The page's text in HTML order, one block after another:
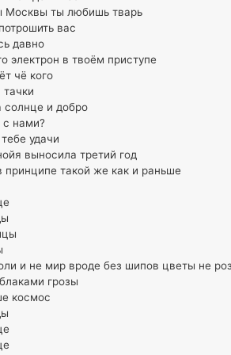
Москвы ты любишь тварь
вас
давно
электрон в твоём приступе
чё кого
тачки
солнце и добро
нами?
удачи
выносила третий год
принципе такой же как и раньше
и не мир вроде без шипов цветы не
грозы
космос